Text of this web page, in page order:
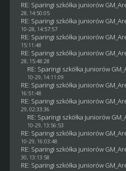
RE: Sparingi szkółka juniorów
28, 14:50:05
RE: Sparingi szkółka juniorów
10-28, 14:57:57
RE: Sparingi szkółka juniorów
15:11:48
RE: Sparingi szkółka juniorów
28, 15:48:28
RE: Sparingi szkółka juniorów
10-29, 14:11:09
RE: Sparingi szkółka juniorów
16:51:48
RE: Sparingi szkółka juniorów
29, 02:33:36
RE: Sparingi szkółka juniorów
10-29, 13:56:53
RE: Sparingi szkółka juniorów
10-29, 16:03:48
RE: Sparingi szkółka juniorów
30, 13:13:58
RE: Sparingi szkółka juniorów